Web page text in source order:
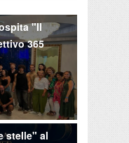
"Il
365
stelle" al